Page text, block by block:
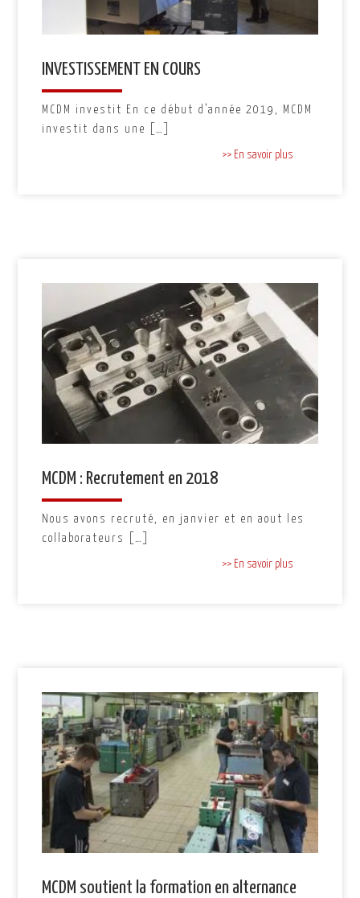
INVESTISSEMENT EN COURS
MCDM investit En ce début d’année 2019, MCDM
investit dans une […]
>> En savoir plus
MCDM : Recrutement en 2018
Nous avons recruté, en janvier et en aout les
collaborateurs […]
>> En savoir plus
MCDM soutient la formation en alternance